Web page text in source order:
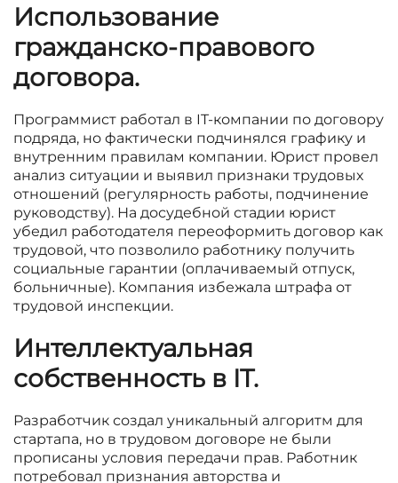
Использование
гражданско-правового
договора.
Программист работал в IT-компании по договору
подряда, но фактически подчинялся графику и
внутренним правилам компании. Юрист провел
анализ ситуации и выявил признаки трудовых
отношений (регулярность работы, подчинение
руководству). На досудебной стадии юрист
убедил работодателя переоформить договор как
трудовой, что позволило работнику получить
социальные гарантии (оплачиваемый отпуск,
больничные). Компания избежала штрафа от
трудовой инспекции.
Интеллектуальная
собственность в IT.
Разработчик создал уникальный алгоритм для
стартапа, но в трудовом договоре не были
прописаны условия передачи прав. Работник
потребовал признания авторства и